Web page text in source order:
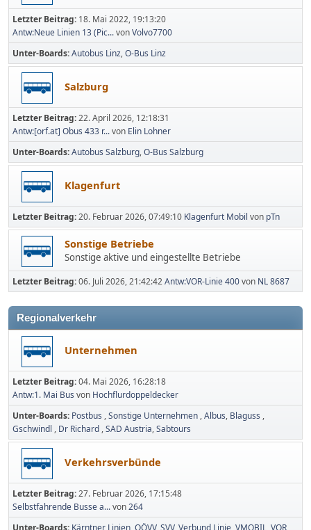
Letzter Beitrag: 18. Mai 2022, 19:13:20
Antw:Neue Linien 13 (Pic...vonVolvo7700
Unter-Boards Autobus Linz O-Bus Linz
Salzburg
Letzter Beitrag:22. April 2026, 12:18:31
Antw:[orf.at] Obus 433 r...von Elin Lohner
Unter-Boards Autobus Salzburg O-Bus Salzburg
Klagenfurt
Letzter Beitrag:20. Februar 2026, 07:49:10 Klagenfurt Mobil von pTn
Sonstige Betriebe
Sonstige aktive und eingestellte Betriebe
Letzter Beitrag:06. Juli 2026, 21:42:42Antw:VOR-Linie 400von NL 8687
Regionalverkehr
Unternehmen
Letzter Beitrag:04. Mai 2026, 16:28:18
Antw:1. Mai Bus von Hochflurdoppeldecker
Unter-Boards Postbus Sonstige Unternehmen Albus Blaguss
Gschwindl
Dr Richard SAD Austria Sabtours
Verkehrsverbünde
Letzter Beitrag:27. Februar 2026, 17:15:48
Selbst­fah­rende Busse a...von264
Unter-Boards Kärntner Linien OÖVV SVV Verbund Linie VMOBIL VOR